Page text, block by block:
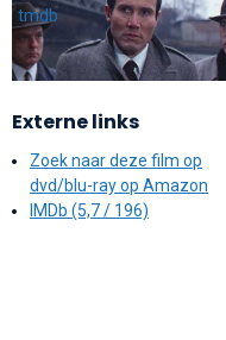
Externe links
Zoek naar deze film op
dvd/blu-ray op Amazon
IMDb (5,7 / 196)